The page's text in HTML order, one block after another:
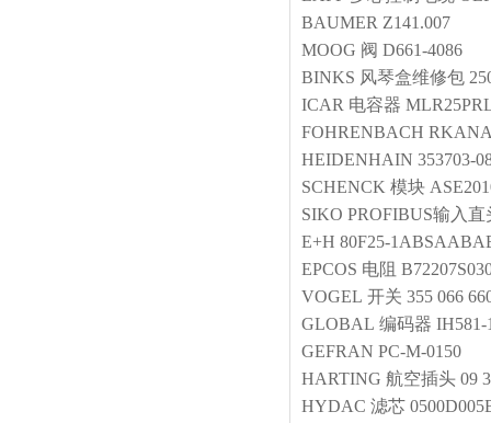
BAUMER Z141.007
MOOG 阀 D661-4086
BINKS 风琴盒维修包
ICAR 电容器
FOHRENBACH
HEIDENHAIN 353703-
SCHENCK 模块
SIKO PROFIBUS输入直
E+H 80F25-
EPCOS 电阻
VOGEL 开关 355 066
GLOBAL 编码器 IH581-
GEFRAN PC-M-0150
HARTING 航空插头 09
HYDAC 滤芯